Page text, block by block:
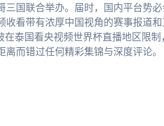
三国联合举办。届时，国内平台势必
看带有浓厚中国视角的赛事报道和
泰国看央视频世界杯直播地区限制
而错过任何精彩集锦与深度评论。